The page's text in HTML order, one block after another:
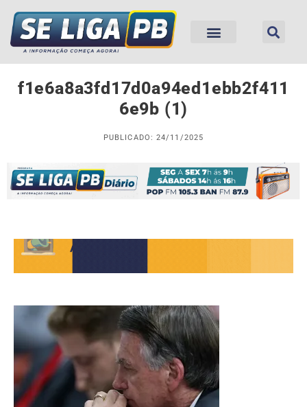
f1e6a8a3fd17d0a94ed1ebb2f411
6e9b (1)
PUBLICADO: 24/11/2025